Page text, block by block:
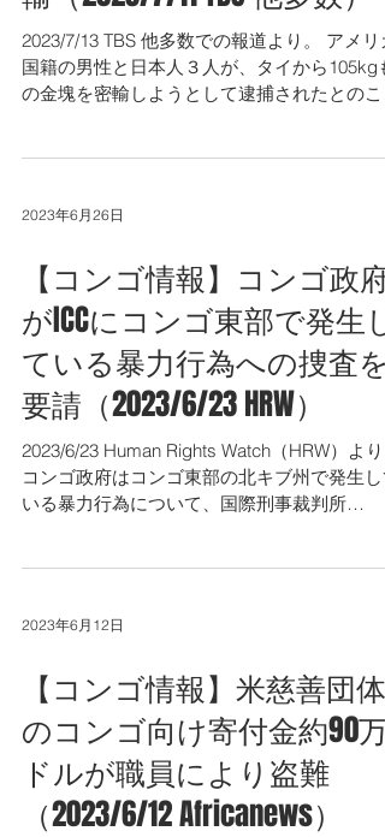
2023/7/13 TBS 他多数での報道より。 アメリ
国籍の男性と日本人３人が、タイから105kgも
の金塊を密輸しようとして逮捕されたとのこ
2023年6月26日
【コンゴ情報】コンゴ政府
がICCにコンゴ東部で発生し
ている暴力行為への捜査を
要請（2023/6/23 HRW）
2023/6/23 Human Rights Watch（HRW）より
コンゴ政府はコンゴ東部の北キブ州で発生し
いる暴力行為について、国際刑事裁判所
2023年6月12日
【コンゴ情報】米慈善団体
のコンゴ向け寄付金約90万
ドルが職員により盗難
（2023/6/12 Africanews）